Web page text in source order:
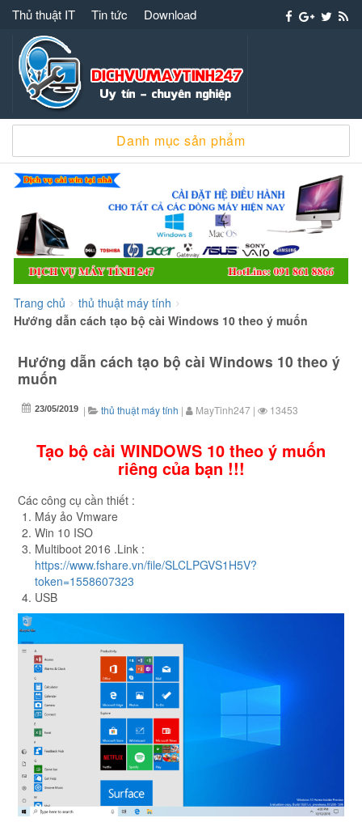
Thủ thuật IT Tin tức Download
Dịch vụ máy tính 247 – 091 861 8866 cài win
Danh mục sản phẩm
Trang chủ > thủ thuật máy tính >
Hướng dẫn cách tạo bộ cài Windows 10 theo ý muốn
Hướng dẫn cách tạo bộ cài Windows 10 theo ý
muốn
23/05/2019 | thủ thuật máy tính | MayTinh247 | 13453
Tạo bộ cài WINDOWS 10 theo ý muốn
riêng của bạn !!!
Các công cụ cần thiết :
Máy ảo Vmware
Win 10 ISO
Multiboot 2016 .Link :
https://www.fshare.vn/file/SLCLPGVS1H5V?
token=1558607323
USB